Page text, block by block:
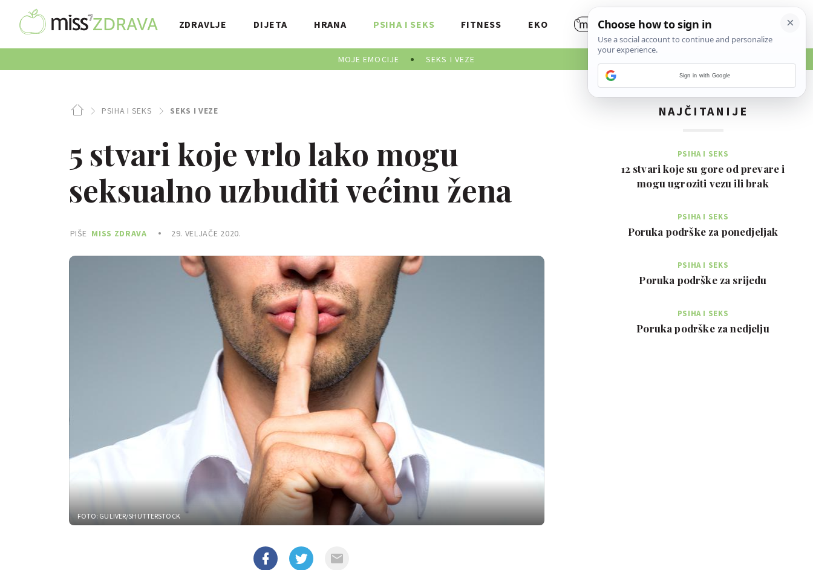
ZDRAVLJE DIJETA HRANA PSIHA I SEKS
MOJE EMOCIJE SEKS I VEZE
FITNESS EKO
PSIHA I SEKS SEKS I VEZE
5 stvari koje vrlo lako mogu
seksualno uzbuditi većinu žena
PIŠE MISS ZDRAVA 29. VELJAČE 2020.
FOTO: GULIVER/SHUTTERSTOCK
NAJČITANIJE
PSIHA I SEKS
12 stvari koje su gore od prevare i
mogu ugroziti vezu ili brak
PSIHA I SEKS
Poruka podrške za ponedjeljak
PSIHA I SEKS
Poruka podrške za srijedu
PSIHA I SEKS
Poruka podrške za nedjelju
Sign in with Google